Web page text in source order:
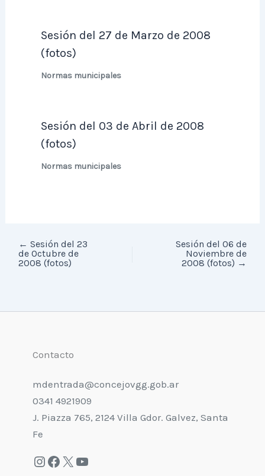
Sesión del 27 de Marzo de 2008
(fotos)
Normas municipales
Sesión del 03 de Abril de 2008
(fotos)
Normas municipales
← Sesión del 23
de Octubre de
2008 (fotos)
Sesión del 06 de
Noviembre de
2008 (fotos) →
Contacto
mdentrada@concejovgg.gob.ar
0341 4921909
J. Piazza 765, 2124 Villa Gdor. Galvez, Santa
Fe